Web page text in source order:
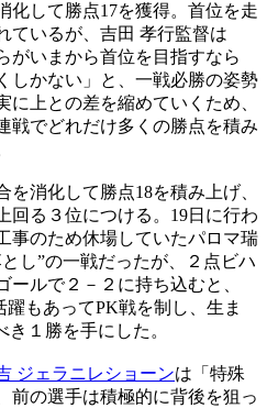
化して勝点17を獲得。首位を走
ているが、吉田 孝行監督は
がいまから首位を目指すなら
しかない」と、一戦必勝の姿勢
上との差を縮めていくため、
戦でどれだけ多くの勝点を積み
消化して勝点18を積み上げ、
回る３位につける。19日に行わ
事のため休場していたパロマ瑞
し”の一戦だったが、２点ビハ
ルで２－２に持ち込むと、
躍もあってPK戦を制し、生ま
１勝を手にした。
ジェラニレショーンは「特殊
前の選手は積極的に背後を狙っ